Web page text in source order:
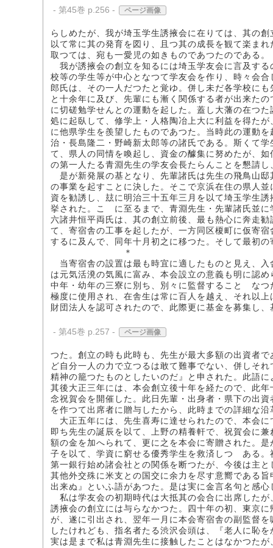
- 第45巻 p.256 - ページ画像
らしめたが、我が埼玉学生誘掖会に在りては、其の
以て常に其の発育を図り、且つ其の成長を観て楽ま
取つては、宛も一愛児の如きものであつたのである。
我が誘掖会の創立を知るには埼玉学友会に言及す
校等の学生等が中心となつて学友会を作り、時々会
郎氏は、その一人だつたと覚ゆ。併し未だ各学校に
と十余年に及び、先輩にも漸く関係する者が出来た
に切磋勉学せんとの運動を起した。蓋し大藩の在つ
処に起臥して、修学上・人格陶冶上大に利益を得た
に他県学生を羨望したものであつた。当時此の運動
治・長島隆二・野崎新太郎等の諸氏である。斯くて
て、県人の同情を喚起し、資金の醵集に努めたが、
の第一人たる青淵先生の学友会長たらんことを懇請
是が新発展の基となり、先輩諸氏は先生の飛鳥山
の事業を起すことに決した。そこで京浜在住の県人
資を勧誘し、玆に明治三十五年三月を以て埼玉学生
挙された。こゝに至るまで、青淵先生・先輩諸氏並
六諸井恒平両氏は、其の創立前後、最も熱心に奔走
て、寄宿舎の工事を起したが、一方同区榎町に仮寄
するに及んで、同年十月初之に移つた。そして最初
＊
当寄宿舎の設置は最も時宜に適したものと見え、
は元気活溌の気風に富み、本会設立の意義も明に認
中年・幼年の三寮に別ち、別々に監督することゝな
極度に使用され、在舎生は常に百人を越え、それ以
財団法人を認可されたので、此際更に基金を募集し
- 第45巻 p.257 - ページ画像
つた。創立の時も此時も、先生が最大多額の出資者
ど自分一人の力で立つるは敢て難事でない、併しそ
精神の籠つたものとしたいのだ』と申された。此語
其後大正三年には、本会創立後十年を経たので、此
念祝賀会を開催した。此日先輩・出身者・県下の出
を作つて出席者に贈与したから、此時までの詳細な
大正五年には、先生喜寿に達せられたので、本会
即ち先生の誕辰を以て、上野の精養軒で、祝賀会に
額の金を加へられて、更に之を本会に寄贈された。
子を以て、学資に窮せる優秀学生を救済しつゝある
第一銀行始め諸会社との関係を断つたが、今後は主
其他外交殊に米支との国交に余力を尽す意嚮である
出来ぬ』といふ語があつた。是は実に金言名句と感
私は学友会の初期時代は大抵其の会合に出席した
誘掖会の創立には与らなかつた。四十年の初、東京
が、遂に引出され、翌年一月に本会寄宿舎の副監督
したけれども、指名者たる渋沢会頭は、『老人に恥
実は是まで私は青淵先生に接触したことはなかつた